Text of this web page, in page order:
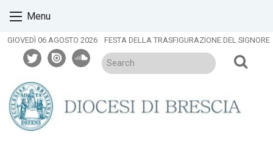
content
Menu
GIOVEDÌ 06 AGOSTO 2026 FESTA DELLA TRASFIGURAZIONE DEL SIGNORE
twitterissuusoundcloud